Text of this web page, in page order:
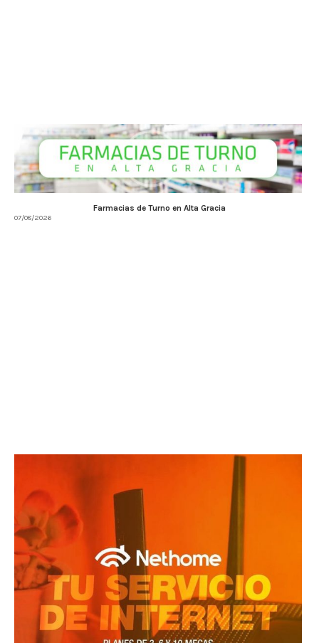
Farmacias de Turno en Alta Gracia
07/08/2026